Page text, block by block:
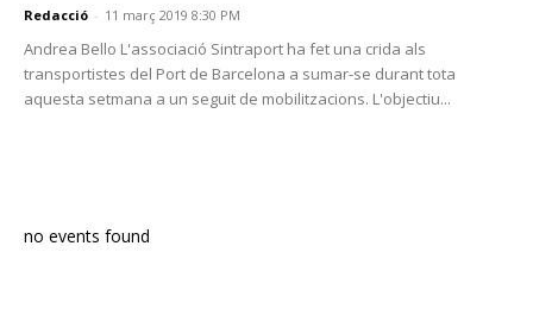
Redacció - 11 març 2019 8:30 PM
Andrea Bello L'associació Sintraport ha fet una crida als
transportistes del Port de Barcelona a sumar-se durant tota
aquesta setmana a un seguit de mobilitzacions. L'objectiu...
no events found